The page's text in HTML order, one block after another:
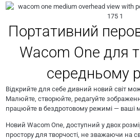
Портативний
Wacom One для
середньому
Відкрийте для себе дивний новий світ
Малюйте, створюйте, редагуйте
працюйте в бездротовому режимі — ваші
Новий Wacom One, доступний у двох
простору для творчості, не зважаючи на